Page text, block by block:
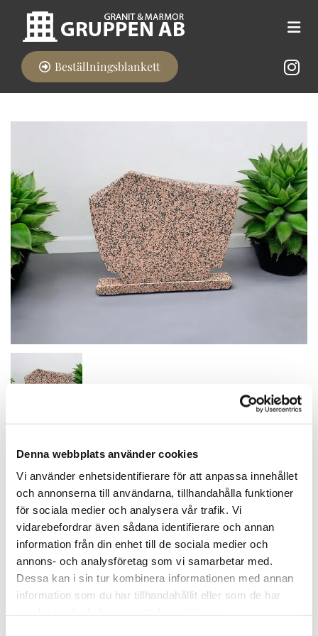
Denna webbplats använder cookies
Vi använder enhetsidentifierare för att anpassa innehållet
och annonserna till användarna, tillhandahålla funktioner
för sociala medier och analysera vår trafik. Vi
vidarebefordrar även sådana identifierare och annan
information från din enhet till de sociala medier och
annons- och analysföretag som vi samarbetar med.
Dessa kan i sin tur kombinera informationen med annan
information som du har tillhandahållit eller som de har
Beställningsblankett
Gravsten 045
24 500,00 kr
Priset Inkluderar moms, gravsten, sockel,
monteringsansökan, montering samt gravering med